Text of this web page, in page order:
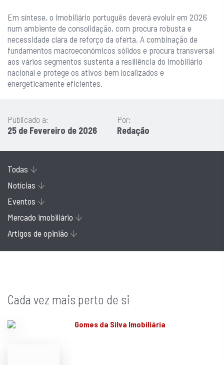
Em síntese, o imobiliário português deverá evoluir em 2026
num ambiente de consolidação, com procura robusta e
necessidade clara de reforço da oferta. A combinação de
fundamentos macroeconómicos sólidos e procura transversal
aos vários segmentos sustenta a resiliência do imobiliário
nacional e protege os ativos bem localizados e
energeticamente eficientes.
Publicado a:
25 de Fevereiro de 2026
Por:
Redação
Todas
Notícias
Eventos
Mercado imobiliário
Artigos de opinião
Cada vez mais perto de si
Gomes da Silva Imobiliária